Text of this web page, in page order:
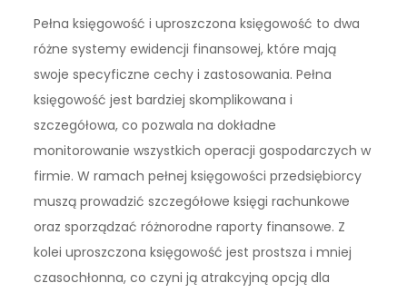
Pełna księgowość i uproszczona księgowość to dwa
różne systemy ewidencji finansowej, które mają
swoje specyficzne cechy i zastosowania. Pełna
księgowość jest bardziej skomplikowana i
szczegółowa, co pozwala na dokładne
monitorowanie wszystkich operacji gospodarczych w
firmie. W ramach pełnej księgowości przedsiębiorcy
muszą prowadzić szczegółowe księgi rachunkowe
oraz sporządzać różnorodne raporty finansowe. Z
kolei uproszczona księgowość jest prostsza i mniej
czasochłonna, co czyni ją atrakcyjną opcją dla